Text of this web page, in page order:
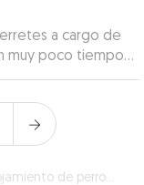
a cargo de
muy poco tiempo
Me envió
ha sido
de perros en Zaragoza